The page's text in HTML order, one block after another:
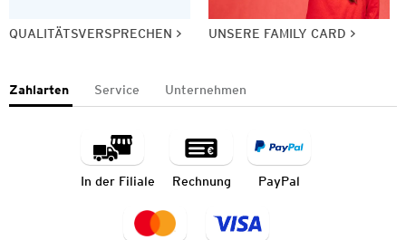
QUALITÄTSVERSPRECHEN UNSERE FAMILY CARD
Zahlarten Service Unternehmen
In der Filiale Rechnung PayPal